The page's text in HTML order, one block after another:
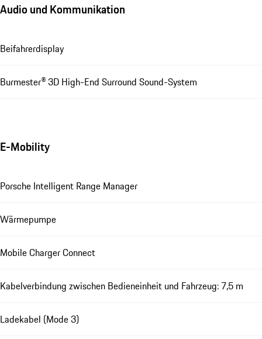
Audio und Kommunikation
Beifahrerdisplay
Burmester® 3D High-End Surround Sound-System
E-Mobility
Porsche Intelligent Range Manager
Wärmepumpe
Mobile Charger Connect
Kabelverbindung zwischen Bedieneinheit und Fahrzeug: 7,5 m
Ladekabel (Mode 3)